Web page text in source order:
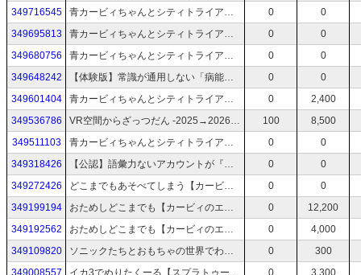
349716545
青カービィちゃんとシティトライアルレインボーめざしたりする！！！！！【カービィのエアライダー】 0
0
349695813
青カービィちゃんとシティトライアルレインボーめざしたりする！！！！！【カービィのエアライダー】 0
0
349680756
青カービィちゃんとシティトライアルレインボーめざしたりする！！！！！【カービィのエアライダー】 0
0
349648242
【体験版】常識が通用しない「病能者」たちのデスゲーム！！！！！犯人は誰だ！！！！！【病能探偵】 0
0
349601404
青カービィちゃんとシティトライアルレインボーめざしたりする！！！！！【カービィのエアライダー】 0
2,400
349536786
VR空間からざっつだん -2025→2026年越し！！！！！-【バーチャルキャスト】 100
8,500
349511103
青カービィちゃんとシティトライアルレインボーめざす！！！！！【カービィのエアライダー】 0
0
349318426
【公認】語彙力ないアカウントが『インディーライブエキスポ 2025.11.29』をみながらしゃべる #INDIELiveExpo 0
0
349272426
どこまでもあそべてしまう【カービィのエアライダー】 0
0
349199194
おためしどこまでも【カービィのエアライダー おためしライド】 0
12,200
349192562
おためしどこまでも【カービィのエアライダー おためしライド】 0
4,000
349109820
ソニックたちとおもちゃの世界でわちゃわちゃバトルするぞ【Sonic Rumble】 0
300
349008557
イカ3でぬりたくーる【スプラトゥーン3】 0
3,300